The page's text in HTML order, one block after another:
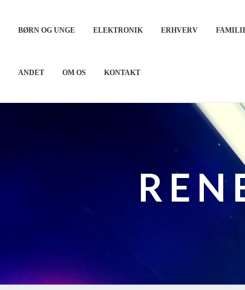
BØRN OG UNGE ELEKTRONIK ERHVERV
ANDET OM OS KONTAKT